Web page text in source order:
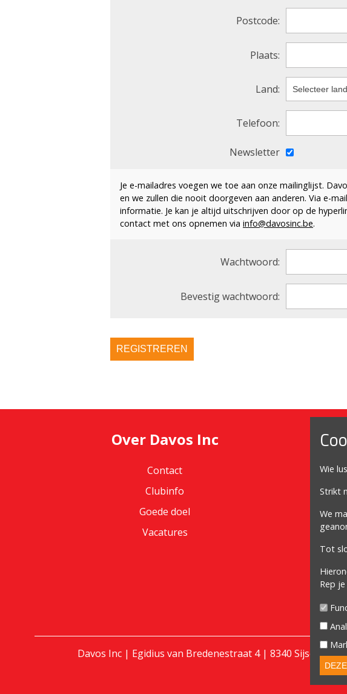
Wie
Strikt
We
Tot
Rep
Postcode:
Plaats:
Land:
Telefoon:
Newsletter
Je e-mailadres voegen we toe aan onze mailinglijst.
en we zullen die nooit doorgeven aan anderen. Via e-
informatie. Je kan je altijd uitschrijven door op de
contact met ons opnemen via info@davosinc.be.
Wachtwoord:
Bevestig wachtwoord:
REGISTREREN
Over Davos Inc
Contact
Clubinfo
Goede doel
Vacatures
Davos Inc | Egidius van Bredenestraat 4 | 8340 Sijsele/